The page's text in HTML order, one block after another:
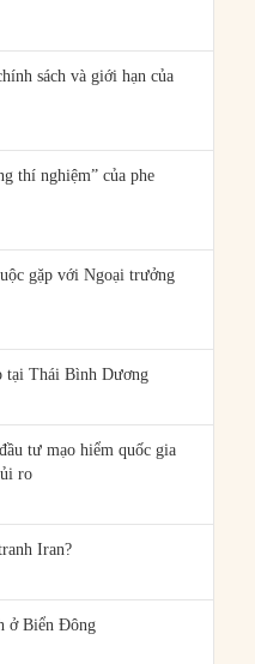
sách và giới hạn của
thí nghiệm” của phe
gặp với Ngoại trưởng
tại Thái Bình Dương
tư mạo hiểm quốc gia
ro
Iran?
ở Biển Đông